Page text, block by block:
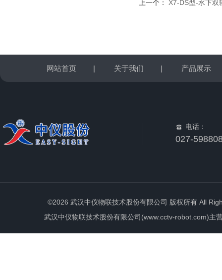
上一个： X7-DS型-水下双
网站首页 | 关于我们 | 产品展示
电话：
027-
©2026 武汉中仪物联技术股份有限公司 版权所有 All
武汉中仪物联技术股份有限公司(www.cctv-robot.com)主